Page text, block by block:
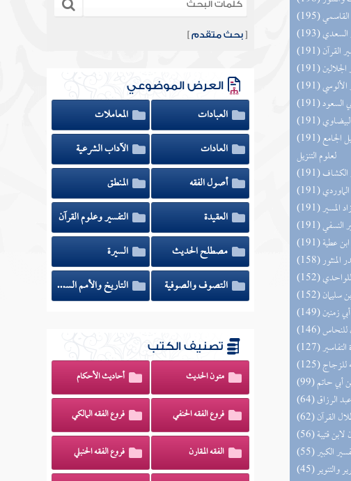
القاسمي
السعدي
القرآن
الجلالين
الألوسي
السعود
البيضاوي
(191) التحصيل لفوائد كتاب التفصيل الجامع
لعلوم التنزيل
الكشاف
الماوردي
(191) زاد المسير
النسفي
ابن عطية
الدر المنثور
للواحدي
بن سليمان
زمنين
للنحاس
التفاسير
للزجاج
أبي حاتم
عبد الرزاق
ظلال القرآن
لابن قتيبة
الكبير
والتنوير
[بحث متقدم ]
العرض الموضوعي
العبادات
المعاملات
العادات
الآداب الشرعية
أصول الفقه
المنطق
العقيدة
التفسير وعلوم القرآن
مصطلح الحديث
السيرة
التصوف والصوفية
التاريخ والأمم السابقة
تصنيف الكتب
متون الحديث أحاديث الأحكام
فروع الفقه الحنفي فروع الفقه المالكي
الفقه المقارن فروع الفقه الحنبلي